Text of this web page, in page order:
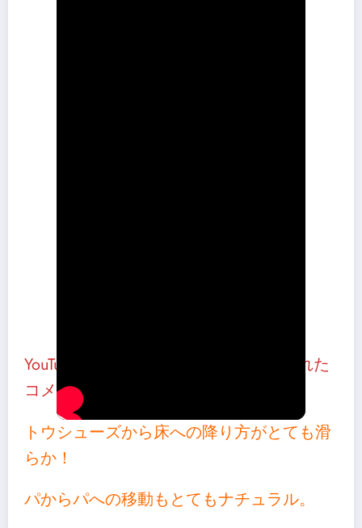
YouTube「FRAISちゃんねる」に寄せられた
コメントより
トウシューズから床への降り方がとても滑
らか！
パからパへの移動もとてもナチュラル。